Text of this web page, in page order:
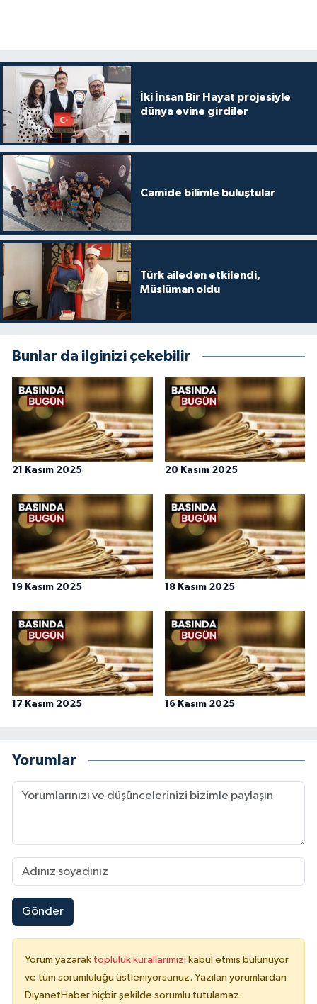
İki İnsan Bir Hayat projesiyle
dünya evine girdiler
Camide bilimle buluştular
Türk aileden etkilendi,
Müslüman oldu
Bunlar da ilginizi çekebilir
21 Kasım 2025 20 Kasım 2025
19 Kasım 2025 18 Kasım 2025
17 Kasım 2025 16 Kasım 2025
Yorumlar
Gönder
Yorum yazarak topluluk kurallarımızı kabul etmiş bulunuyor
ve tüm sorumluluğu üstleniyorsunuz. Yazılan yorumlardan
DiyanetHaber hiçbir şekilde sorumlu tutulamaz.